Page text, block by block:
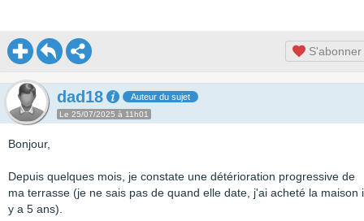
S'abonner
dad18 Auteur du sujet
Le 25/07/2025 à 11h01
Bonjour,
Depuis quelques mois, je constate une détérioration progressive de
ma terrasse (je ne sais pas de quand elle date, j'ai acheté la maison
y a 5 ans).